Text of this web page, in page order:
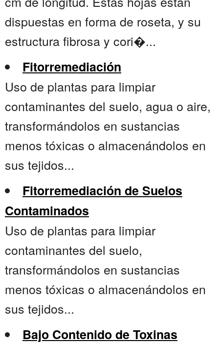
dispuestas en forma de roseta, y su
estructura fibrosa y cori�...
Fitorremediación
Uso de plantas para limpiar
contaminantes del suelo, agua o aire,
transformándolos en sustancias
menos tóxicas o almacenándolos en
sus tejidos...
Fitorremediación de Suelos
Contaminados
Uso de plantas para limpiar
contaminantes del suelo,
transformándolos en sustancias
menos tóxicas o almacenándolos en
sus tejidos...
Bajo Contenido de Toxinas